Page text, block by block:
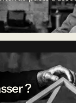
?